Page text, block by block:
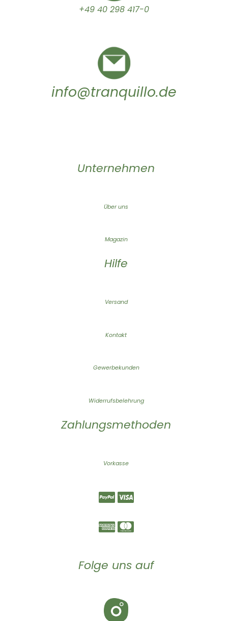
+49 40 298 417-0
info@tranquillo.de
Unternehmen
Über uns
Magazin
Hilfe
Versand
Kontakt
Gewerbekunden
Widerrufsbelehrung
Zahlungsmethoden
Vorkasse
Folge uns auf